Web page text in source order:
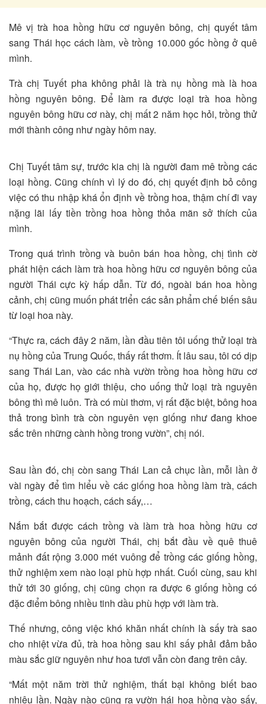
Mê vị trà hoa hồng hữu cơ nguyên bông, chị quyết tâm
sang Thái học cách làm, về trồng 10.000 gốc hồng ở quê
mình.
Trà chị Tuyết pha không phải là trà nụ hồng mà là hoa
hồng nguyên bông. Để làm ra được loại trà hoa hồng
nguyên bông hữu cơ này, chị mất 2 năm học hỏi, trồng thử
mới thành công như ngày hôm nay.
Chị Tuyết tâm sự, trước kia chị là người đam mê trồng các
loại hồng. Cũng chính vì lý do đó, chị quyết định bỏ công
việc có thu nhập khá ổn định về trồng hoa, thậm chí đi vay
nặng lãi lấy tiền trồng hoa hồng thỏa mãn sở thích của
mình.
Trong quá trình trồng và buôn bán hoa hồng, chị tình cờ
phát hiện cách làm trà hoa hồng hữu cơ nguyên bông của
người Thái cực kỳ hấp dẫn. Từ đó, ngoài bán hoa hồng
cảnh, chị cũng muốn phát triển các sản phẩm chế biến sâu
từ loại hoa này.
“Thực ra, cách đây 2 năm, lần đầu tiên tôi uống thử loại trà
nụ hồng của Trung Quốc, thấy rất thơm. Ít lâu sau, tôi có dịp
sang Thái Lan, vào các nhà vườn trồng hoa hồng hữu cơ
của họ, được họ giới thiệu, cho uống thử loại trà nguyên
bông thì mê luôn. Trà có mùi thơm, vị rất đặc biệt, bông hoa
thả trong bình trà còn nguyên vẹn giống như đang khoe
sắc trên những cành hồng trong vườn”, chị nói.
Sau lần đó, chị còn sang Thái Lan cả chục lần, mỗi lần ở
vài ngày để tìm hiểu về các giống hoa hồng làm trà, cách
trồng, cách thu hoạch, cách sấy,…
Nắm bắt được cách trồng và làm trà hoa hồng hữu cơ
nguyên bông của người Thái, chị bắt đầu về quê thuê
mảnh đất rộng 3.000 mét vuông để trồng các giống hồng,
thử nghiệm xem nào loại phù hợp nhất. Cuối cùng, sau khi
thử tới 30 giống, chị cũng chọn ra được 6 giống hồng có
đặc điểm bông nhiều tinh dầu phù hợp với làm trà.
Thế nhưng, công việc khó khăn nhất chính là sấy trà sao
cho nhiệt vừa đủ, trà hoa hồng sau khi sấy phải đảm bảo
màu sắc giữ nguyên như hoa tươi vẫn còn đang trên cây.
“Mất một năm trời thử nghiệm, thất bại không biết bao
nhiêu lần. Ngày nào cũng ra vườn hái hoa hồng vào sấy,